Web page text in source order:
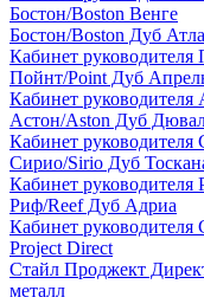
Бостон/Boston Венге
Бостон/Boston Дуб
Кабинет
Пойнт/Point Дуб
Кабинет
Астон/Aston Дуб
Кабинет
Сирио/Sirio Дуб
Кабинет
Риф/Reef Дуб Адриа
Кабинет
Project Direct
Стайл Проджект
металл